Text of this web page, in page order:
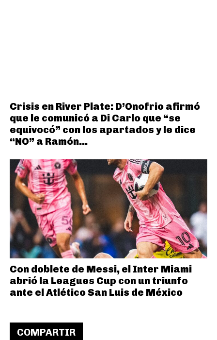
COMPARTIR
Crisis en River Plate: D’Onofrio afirmó
que le comunicó a Di Carlo que “se
equivocó” con los apartados y le dice
“NO” a Ramón...
Con doblete de Messi, el Inter Miami
abrió la Leagues Cup con un triunfo
ante el Atlético San Luis de México